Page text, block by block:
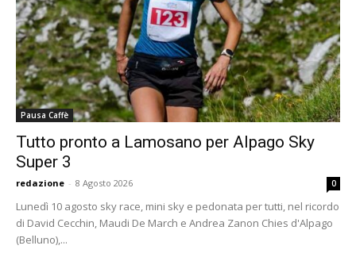
Pausa Caffè
Tutto pronto a Lamosano per Alpago Sky
Super 3
redazione - 8 Agosto 2026 0
Lunedì 10 agosto sky race, mini sky e pedonata per tutti, nel ricordo
di David Cecchin, Maudi De March e Andrea Zanon Chies d'Alpago
(Belluno),...